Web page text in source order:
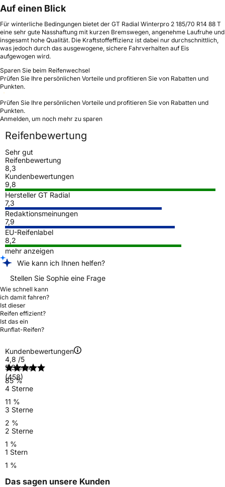
Auf einen Blick
Für winterliche Bedingungen bietet der GT Radial Winterpro 2 185/70 R14 88 T
eine sehr gute Nasshaftung mit kurzen Bremswegen, angenehme Laufruhe und
insgesamt hohe Qualität. Die Kraftstoffeffizienz ist dabei nur durchschnittlich,
was jedoch durch das ausgewogene, sichere Fahrverhalten auf Eis
aufgewogen wird.
Sparen Sie beim Reifenwechsel
Prüfen Sie Ihre persönlichen Vorteile und profitieren Sie von Rabatten und
Punkten.
Prüfen Sie Ihre persönlichen Vorteile und profitieren Sie von Rabatten und
Punkten.
Anmelden, um noch mehr zu sparen
Reifenbewertung
Sehr gut
Reifenbewertung
8,3
Kundenbewertungen
9,8
Hersteller GT Radial
7,3
Redaktionsmeinungen
7,9
EU-Reifenlabel
8,2
mehr anzeigen
Wie kann ich Ihnen helfen?
Stellen Sie Sophie eine Frage
Wie schnell kann
ich damit fahren?
Ist dieser
Reifen effizient?
Ist das ein
Runflat-Reifen?
Kundenbewertungen
4,8 /5
(458)
5 Sterne
85 %
4 Sterne
11 %
3 Sterne
2 %
2 Sterne
1 %
1 Stern
1 %
Das sagen unsere Kunden